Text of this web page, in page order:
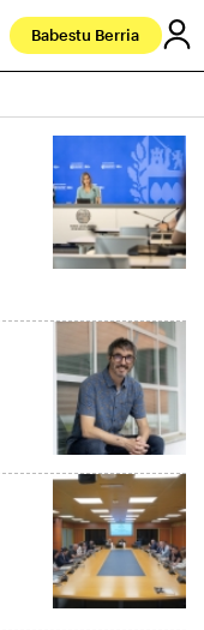
Babestu Berria